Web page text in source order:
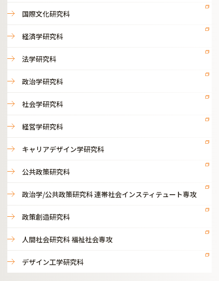
国際文化研究科
経済学研究科
法学研究科
政治学研究科
社会学研究科
経営学研究科
キャリアデザイン学研究科
公共政策研究科
政治学/公共政策研究科 連帯社会インスティテュート専攻
政策創造研究科
人間社会研究科 福祉社会専攻
デザイン工学研究科